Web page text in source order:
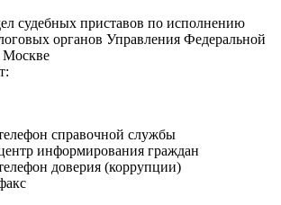
судебных приставов по исполнению
органов Управления Федеральной
Москве
справочной службы
информирования граждан
доверия (коррупции)